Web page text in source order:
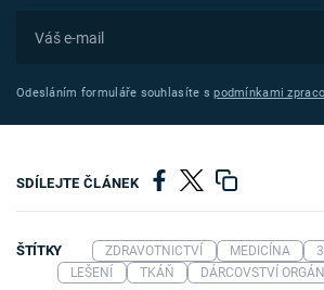
Odesláním formuláře souhlasíte spodmínkami
SDÍLEJTE ČLÁNEK
ŠTÍTKY ZDRAVOTNICTVÍ MEDICÍNA
LEŠENÍ
TKÁŇ DÁRCOVSTVÍ